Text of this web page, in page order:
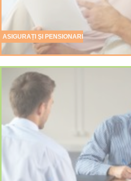
ASIGURAȚI ŞI PENSIONARI